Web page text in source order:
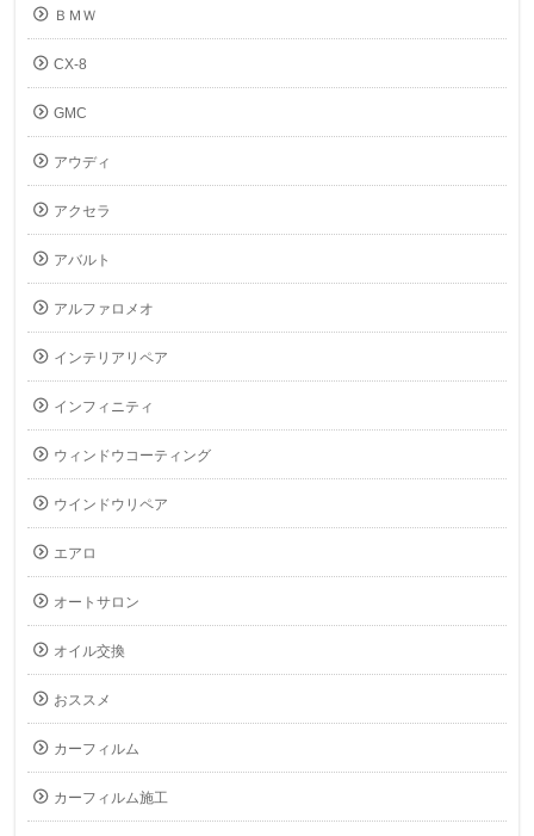
ＢＭＷ
CX-8
GMC
アウディ
アクセラ
アバルト
アルファロメオ
インテリアリペア
インフィニティ
ウィンドウコーティング
ウインドウリペア
エアロ
オートサロン
オイル交換
おススメ
カーフィルム
カーフィルム施工